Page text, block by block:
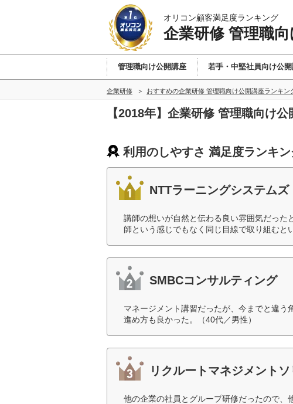
オリコン顧客満足度ランキング
企業研修 管理職
管理職向け公開講座 若手・中堅社員向け公
企業研修 おすすめの企業研修 管理職向け公開講座ランキン
【2018年】企業研修 管理職向け
利用のしやすさ 満足度ランキン
NTTラーニングシステムズ
講師の想いが自然と伝わる良い雰囲気だっ
師という感じでもなく同じ目線で取り組むと
SMBCコンサルティング
マネージメント講習だったが、今までと違
進め方も良かった。（40代／男性）
リクルートマネジメント
他の企業の社員とグループ研修だったので、